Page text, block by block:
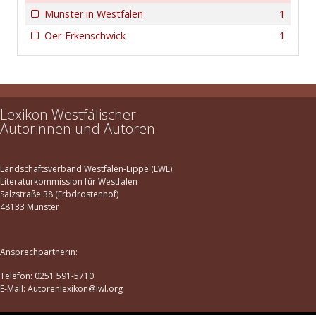
1
Münster in Westfalen
1
Oer-Erkenschwick
Lexikon Westfälischer
Autorinnen und Autoren
Landschaftsverband Westfalen-Lippe (LWL)
Literaturkommission für Westfalen
Salzstraße 38 (Erbdrostenhof)
48133 Münster
Ansprechpartnerin:
Telefon: 0251 591-5710
E-Mail: Autorenlexikon@lwl.org